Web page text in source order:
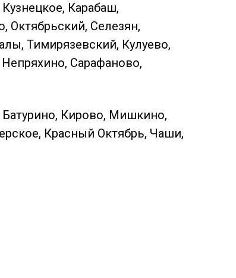
Карабаш,
Октябрьский, Селезян,
Тимирязевский, Кулуево,
Сарафаново,
Кирово, Мишкино,
Красный Октябрь, Чаши,